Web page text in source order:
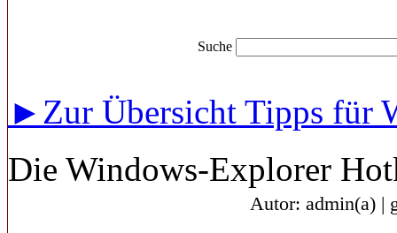
Suche
►Zur Übersicht Tipps für
Die Windows-Explorer
Autor: admin(a) |